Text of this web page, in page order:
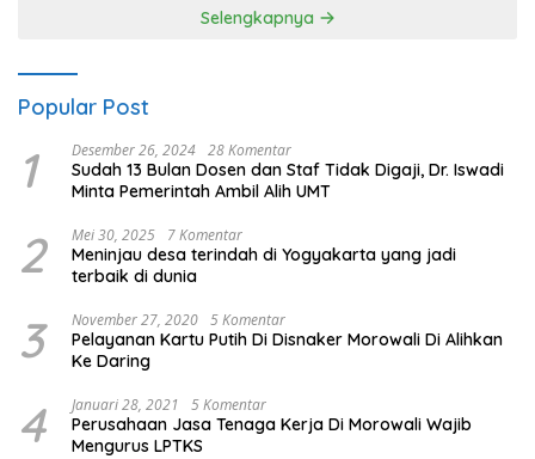
Selengkapnya
Popular Post
1 Desember 26, 2024 28 Komentar
Sudah 13 Bulan Dosen dan Staf Tidak Digaji, Dr. Iswadi
Minta Pemerintah Ambil Alih UMT
2 Mei 30, 2025 7 Komentar
Meninjau desa terindah di Yogyakarta yang jadi
terbaik di dunia
3 November 27, 2020 5 Komentar
Pelayanan Kartu Putih Di Disnaker Morowali Di Alihkan
Ke Daring
4 Januari 28, 2021 5 Komentar
Perusahaan Jasa Tenaga Kerja Di Morowali Wajib
Mengurus LPTKS